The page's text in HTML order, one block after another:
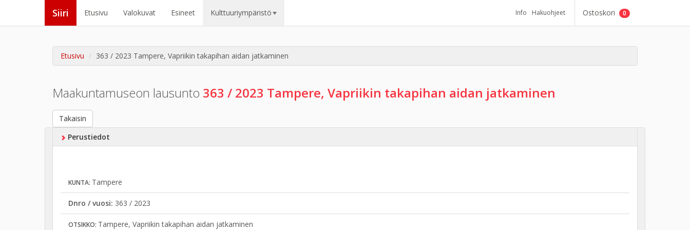
Siiri Etusivu Valokuvat Esineet Kulttuuriympäristö Info Hakuohjeet Ostoskori 0
Etusivu 363 / 2023 Tampere, Vapriikin takapihan aidan jatkaminen
Maakuntamuseon lausunto 363 / 2023 Tampere, Vapriikin takapihan aidan jatkaminen
Takaisin
Perustiedot
KUNTA: Tampere
Dnro / vuosi: 363 / 2023
OTSIKKO: Tampere, Vapriikin takapihan aidan jatkaminen